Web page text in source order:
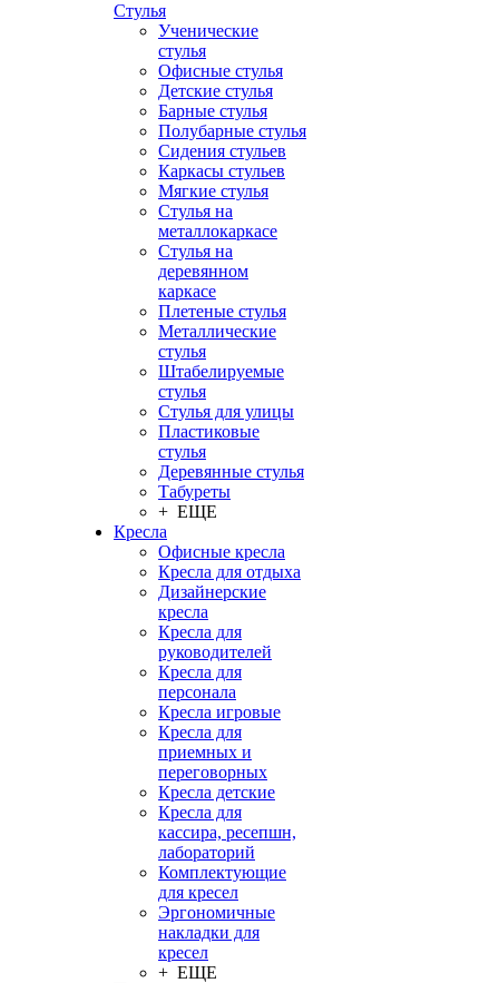
Стулья
Ученические
стулья
Офисные стулья
Детские стулья
Барные стулья
Полубарные стулья
Сидения стульев
Каркасы стульев
Мягкие стулья
Стулья на
металлокаркасе
Стулья на
деревянном
каркасе
Плетеные стулья
Металлические
стулья
Штабелируемые
стулья
Стулья для улицы
Пластиковые
стулья
Деревянные стулья
Табуреты
+ ЕЩЕ
Кресла
Офисные кресла
Кресла для отдыха
Дизайнерские
кресла
Кресла для
руководителей
Кресла для
персонала
Кресла игровые
Кресла для
приемных и
переговорных
Кресла детские
Кресла для
кассира, ресепшн,
лабораторий
Комплектующие
для кресел
Эргономичные
накладки для
кресел
+ ЕЩЕ